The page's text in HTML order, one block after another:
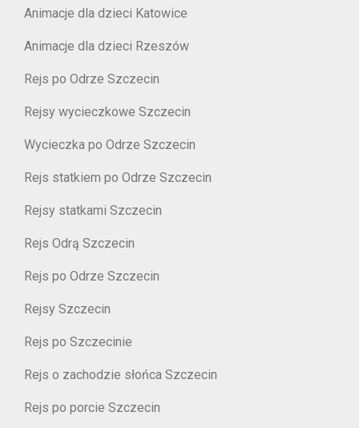
Animacje dla dzieci Katowice
Animacje dla dzieci Rzeszów
Rejs po Odrze Szczecin
Rejsy wycieczkowe Szczecin
Wycieczka po Odrze Szczecin
Rejs statkiem po Odrze Szczecin
Rejsy statkami Szczecin
Rejs Odrą Szczecin
Rejs po Odrze Szczecin
Rejsy Szczecin
Rejs po Szczecinie
Rejs o zachodzie słońca Szczecin
Rejs po porcie Szczecin